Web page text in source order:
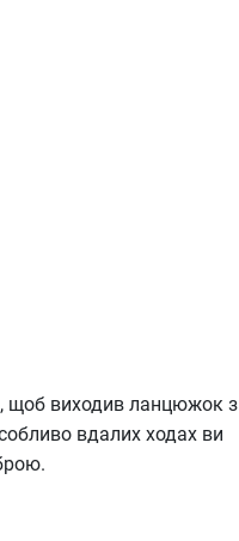
щоб виходив ланцюжок з
вдалих ходах ви